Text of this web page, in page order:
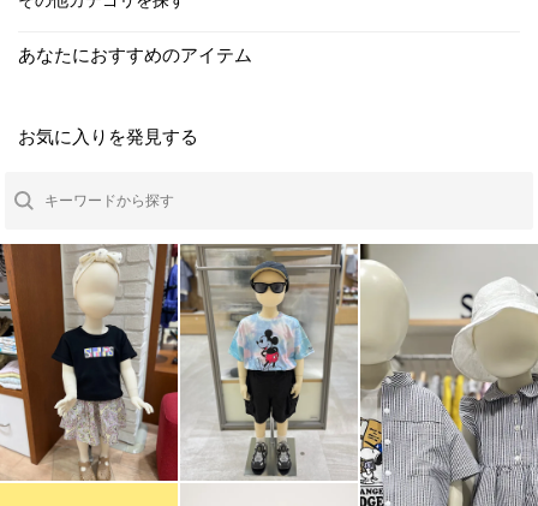
あなたにおすすめのアイテム
お気に入りを発見する